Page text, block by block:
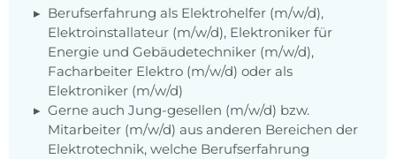
Berufserfahrung als Elektrohelfer (m/w/d),
Elektroinstallateur (m/w/d), Elektroniker für
Energie und Gebäudetechniker (m/w/d),
Facharbeiter Elektro (m/w/d) oder als
Elektroniker (m/w/d)
Gerne auch Jung-gesellen (m/w/d) bzw.
Mitarbeiter (m/w/d) aus anderen Bereichen der
Elektrotechnik, welche Berufserfahrung